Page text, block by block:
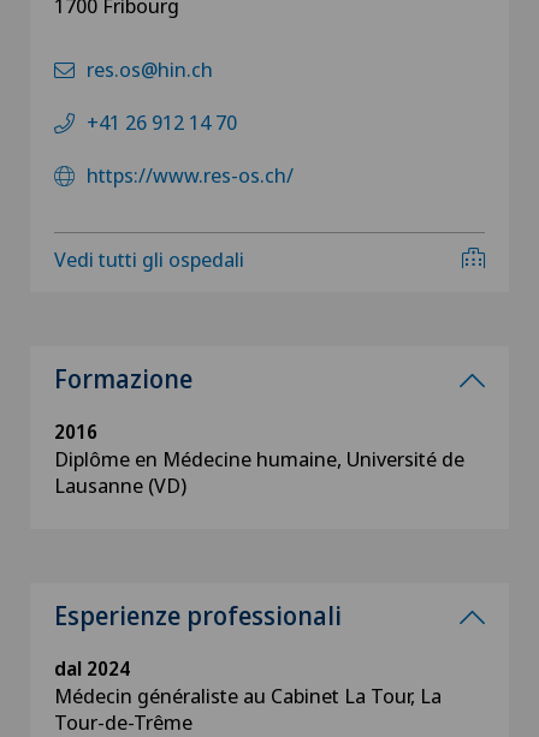
res.os@hin.ch
+41 26 912 14 70
https://www.res-os.ch/
Vedi tutti gli ospedali
Formazione
2016
Diplôme en Médecine humaine, Université de
Lausanne (VD)
Esperienze professionali
dal 2024
Médecin généraliste au Cabinet La Tour, La
Tour-de-Trême